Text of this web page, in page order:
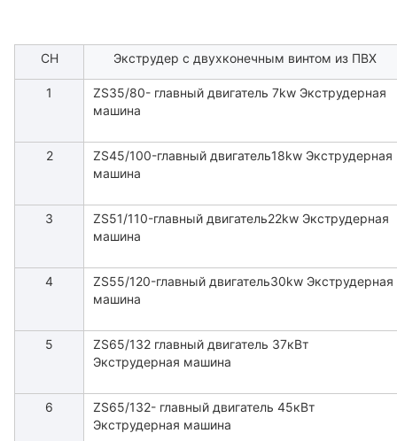
СН Экструдер с двухконечным винтом из ПВХ
1
ZS35/80- главный двигатель 7kw Экструдерная
машина
2
ZS45/100-главный двигатель18kw Экструдерная
машина
3
ZS51/110-главный двигатель22kw Экструдерная
машина
4
ZS55/120-главный двигатель30kw Экструдерная
машина
5
ZS65/132 главный двигатель 37кВт
Экструдерная машина
6
ZS65/132- главный двигатель 45кВт
Экструдерная машина